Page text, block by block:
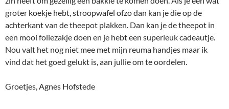
groter koekje hebt, stroopwafel ofzo dan kan je die op de
achterkant van de theepot plakken. Dan kan je de theepot in
een mooi foliezakje doen en je hebt een superleuk cadeautje.
Nou valt het nog niet mee met mijn reuma handjes maar ik
vind dat het goed gelukt is, aan jullie om te oordelen.
Groetjes, Agnes Hofstede